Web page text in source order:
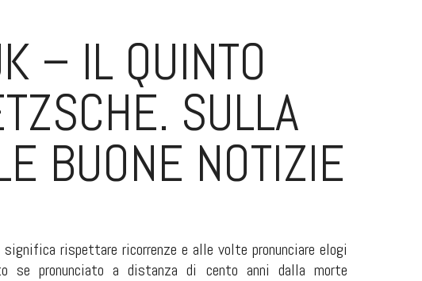
– IL QUINTO
SULLA
BUONE NOTIZIE
rispettare ricorrenze e alle volte pronunciare elogi
se pronunciato a distanza di cento anni dalla morte